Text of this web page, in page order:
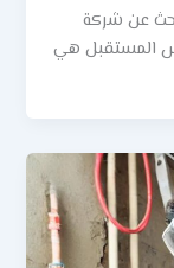
عن شركة
المستقبل هي